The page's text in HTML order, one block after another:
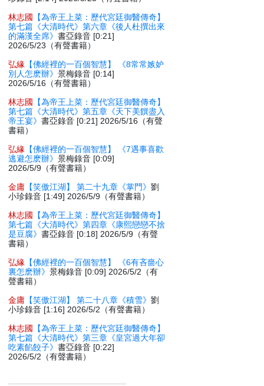
林志國
【為帝王上菜：歷代宮廷御醫傳奇】
第七篇《大清時代》第六章《後人杜撰出來
的滿漢全席》書亞錄音 [0:21]
2026/5/23（有聲書籍）
弘緣 【佛經裡的一百個智慧】 《8常常嫉妒
別人怎麽辦》景梅錄音 [0:14]
2026/5/16（有聲書籍）
林志國
【為帝王上菜：歷代宮廷御醫傳奇】
第七篇《大清時代》第五章《天下美饌盡入
帝王宴》書亞錄音 [0:21] 2026/5/16（有聲
書籍）
弘緣 【佛經裡的一百個智慧】 《7遇事喜歡
逃避怎麽辦》景梅錄音 [0:09]
2026/5/9（有聲書籍）
金庸 【笑傲江湖】 第二十九章《掌門》劉
小珍錄音 [1:49] 2026/5/9（有聲書籍）
林志國
【為帝王上菜：歷代宮廷御醫傳奇】
第七篇《大清時代》第四章《康熙戀戀不捨
是豆腐》書亞錄音 [0:18] 2026/5/9（有聲
書籍）
弘緣 【佛經裡的一百個智慧】 《6有吝嗇心
裏怎麽辦》景梅錄音 [0:09] 2026/5/2（有
聲書籍）
金庸 【笑傲江湖】 第二十八章《積雪》劉
小珍錄音 [1:16] 2026/5/2（有聲書籍）
林志國
【為帝王上菜：歷代宮廷御醫傳奇】
第七篇《大清時代》第三章《皇宮過大年卻
吃素餡餃子》書亞錄音 [0:22]
2026/5/2（有聲書籍）